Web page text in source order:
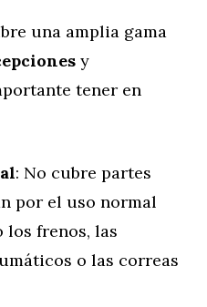
una amplia gama
y
tener en
: No cubre partes
por el uso normal
los frenos, las
o las correas